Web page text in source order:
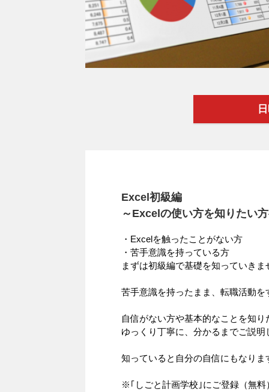
Excel初級編
～Excelの使い方を知りたい
・Excelを触ったことがない方
・苦手意識を持っている方
まずは初級編で基礎を知っていきま
苦手意識を持ったまま、転職活動
自信がない方や基本的なことを知り
ゆっくり丁寧に、分かるまでご説明
知っていると自分の自信にもなりま
※｢しごと計画学校｣にご登録（無料